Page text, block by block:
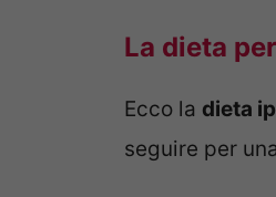
La dieta
Ecco la dieta
seguire per